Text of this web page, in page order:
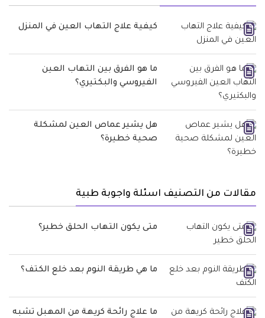
كيفية علاج التهاب العين في المنزل
ما هو الفرق بين التهاب العين
الفيروسي والبكتيري؟
هل يشير عماص العين لمشكلة
صحية خطيرة؟
مقالات من التصنيف اسئلة واجوبة طبية
متى يكون التهاب الحلق خطير؟
ما هي طريقة النوم بعد خلع الكتف؟
ما علاج رائحة كريهة من المهبل تشبه